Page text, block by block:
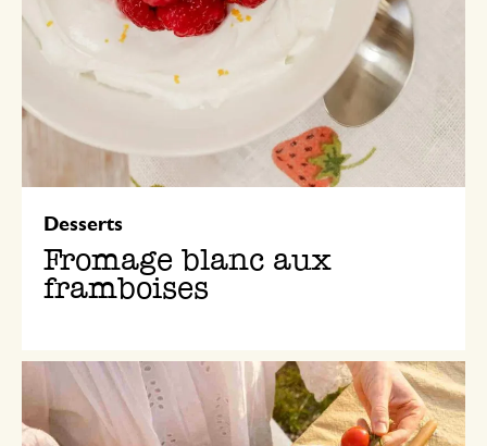
Desserts
Fromage blanc aux
framboises